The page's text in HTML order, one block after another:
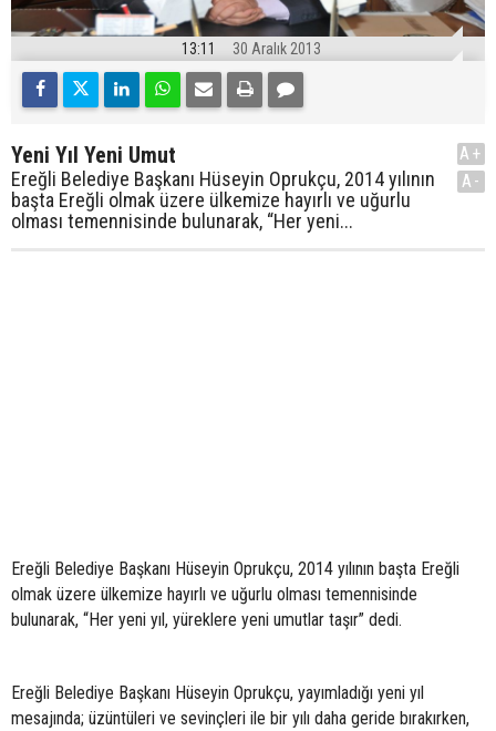
13:11 30 Aralık 2013
Yeni Yıl Yeni Umut
Ereğli Belediye Başkanı Hüseyin Oprukçu, 2014 yılının
başta Ereğli olmak üzere ülkemize hayırlı ve uğurlu
olması temennisinde bulunarak, “Her yeni...
A+
A-
Ereğli Belediye Başkanı Hüseyin Oprukçu, 2014 yılının başta Ereğli
olmak üzere ülkemize hayırlı ve uğurlu olması temennisinde
bulunarak, “Her yeni yıl, yüreklere yeni umutlar taşır” dedi.
Ereğli Belediye Başkanı Hüseyin Oprukçu, yayımladığı yeni yıl
mesajında; üzüntüleri ve sevinçleri ile bir yılı daha geride bırakırken,